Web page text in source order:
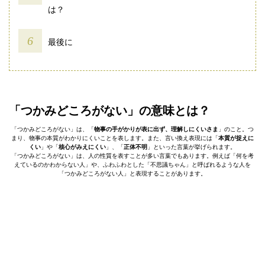
は？
最後に
「つかみどころがない」の意味とは？
「つかみどころがない」は、「物事の手がかりが表に出ず、理解しにくいさま 」のこと。つ
まり、物事の本質がわかりにくいことを表します。また、言い換え表現には「本質が捉えに
くい 」や「核心がみえにくい 」、「正体不明 」といった言葉が挙げられます。
「つかみどころがない」は、人の性質を表すことが多い言葉でもあります。例えば「何を考
えているのかわからない人」や、ふわふわとした「不思議ちゃん」と呼ばれるような人を
「つかみどころがない人」と表現することがあります。